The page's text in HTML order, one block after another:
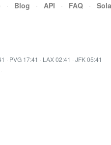
· Blog · API · FAQ ·
· PVG 17:41 · LAX 02:41 · JFK 05:41